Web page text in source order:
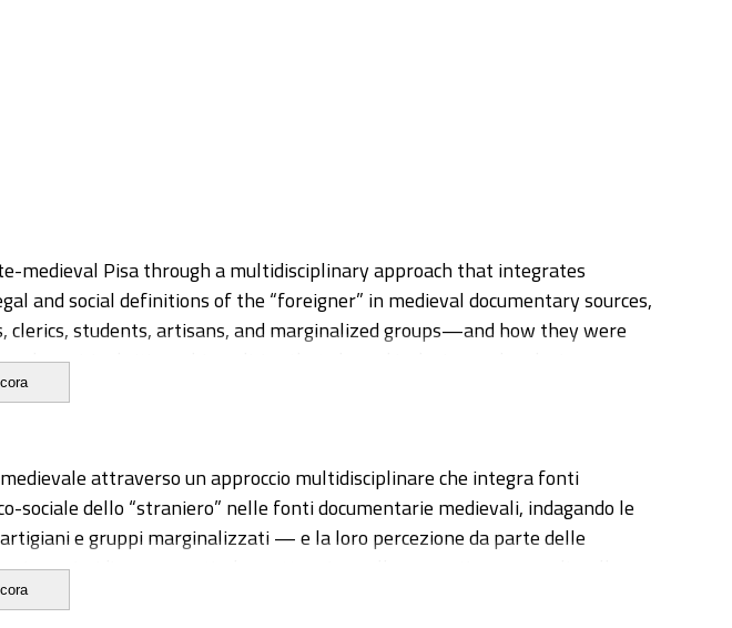
medieval Pisa through a multidisciplinary approach that integrates
and social definitions of the “foreigner” in medieval documentary sources,
students, artisans, and marginalized groups—and how they were
municipal citizenship policies that shaped inclusion and exclusion.
structures, grave goods, and osteological remains. The third section
Ages, showing how religious, economic, political, and cultural factors
of Pisa provides a valuable lens through which to examine urban
identity, space, and belonging.
attraverso un approccio multidisciplinare che integra fonti
sociale dello “straniero” nelle fonti documentarie medievali, indagando le
e gruppi marginalizzati — e la loro percezione da parte delle
giuridica, con particolare attenzione alle normative comunali e alle